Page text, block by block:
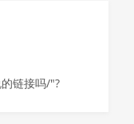
链接吗/"?